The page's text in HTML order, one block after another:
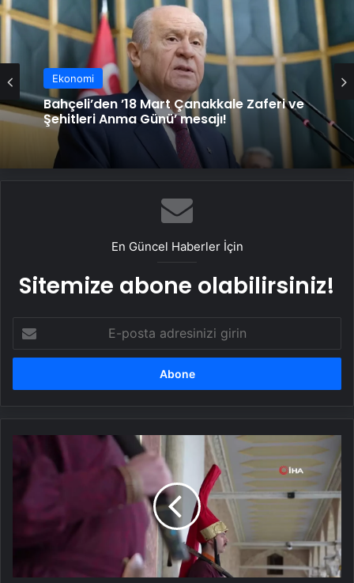
Ekonomi
Bahçeli’den ’18 Mart Çanakkale Zaferi ve
Şehitleri Anma Günü’ mesajı!
En Güncel Haberler İçin
Sitemize abone olabilirsiniz!
posta
adresinizi
Topkapı
Sarayı'nda
Geleneği